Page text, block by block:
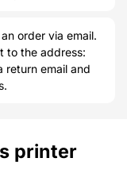
order via email.
to the address:
return email and
printer